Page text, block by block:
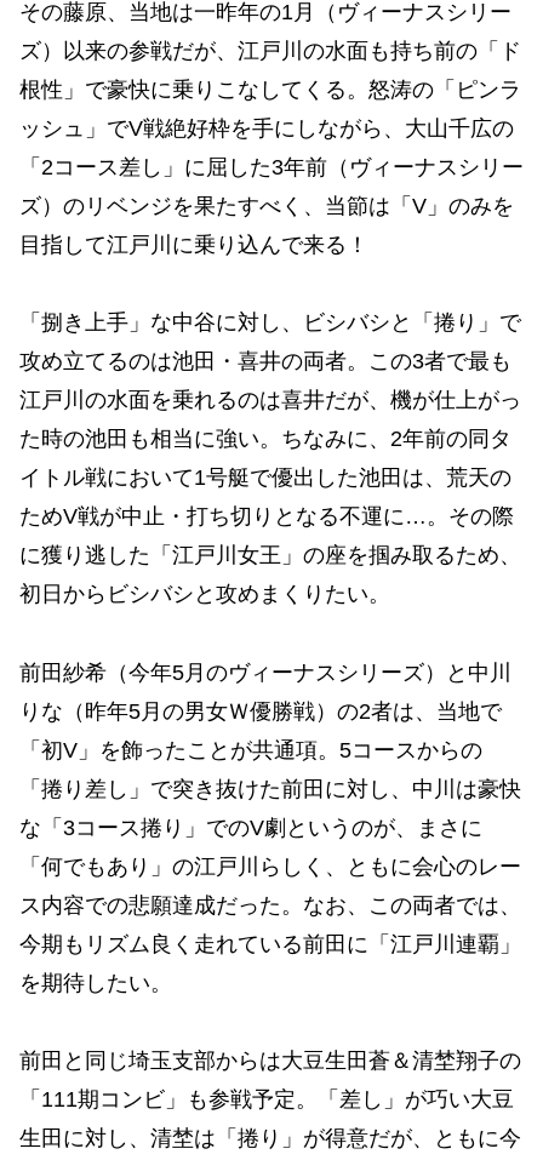
その藤原、当地は一昨年の1月（ヴィーナスシリー
ズ）以来の参戦だが、江戸川の水面も持ち前の「ド
根性」で豪快に乗りこなしてくる。怒涛の「ピンラ
ッシュ」でV戦絶好枠を手にしながら、大山千広の
「2コース差し」に屈した3年前（ヴィーナスシリー
ズ）のリベンジを果たすべく、当節は「V」のみを
目指して江戸川に乗り込んで来る！
「捌き上手」な中谷に対し、ビシバシと「捲り」で
攻め立てるのは池田・喜井の両者。この3者で最も
江戸川の水面を乗れるのは喜井だが、機が仕上がっ
た時の池田も相当に強い。ちなみに、2年前の同タ
イトル戦において1号艇で優出した池田は、荒天の
ためV戦が中止・打ち切りとなる不運に…。その際
に獲り逃した「江戸川女王」の座を掴み取るため、
初日からビシバシと攻めまくりたい。
前田紗希（今年5月のヴィーナスシリーズ）と中川
りな（昨年5月の男女Ｗ優勝戦）の2者は、当地で
「初V」を飾ったことが共通項。5コースからの
「捲り差し」で突き抜けた前田に対し、中川は豪快
な「3コース捲り」でのV劇というのが、まさに
「何でもあり」の江戸川らしく、ともに会心のレー
ス内容での悲願達成だった。なお、この両者では、
今期もリズム良く走れている前田に「江戸川連覇」
を期待したい。
前田と同じ埼玉支部からは大豆生田蒼＆清埜翔子の
「111期コンビ」も参戦予定。「差し」が巧い大豆
生田に対し、清埜は「捲り」が得意だが、ともに今